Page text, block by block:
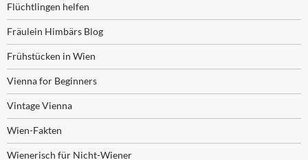
Flüchtlingen helfen
Fräulein Himbärs Blog
Frühstücken in Wien
Vienna for Beginners
Vintage Vienna
Wien-Fakten
Wienerisch für Nicht-Wiener